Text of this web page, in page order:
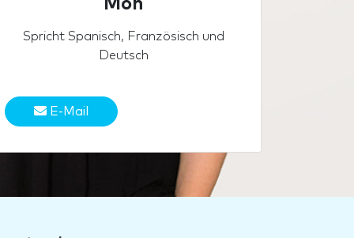
Spricht Spanisch, Französisch und
Deutsch
E-Mail